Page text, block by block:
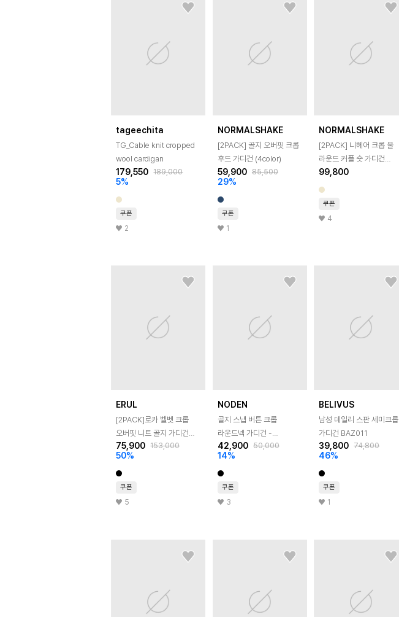
tageechita
TG_Cable knit cropped
wool cardigan
179,550 189,000
5%
쿠폰
2
NORMALSHAKE
[2PACK] 골지 오버핏 크롭
후드 가디건 (4color)
59,900 85,500
29%
쿠폰
1
NORMALSHAKE
[2PACK] 니헤어 크롭 울
라운드 커플 숏 가디건
(6color)
99,800
쿠폰
4
ERUL
[2PACK]로카 벨벳 크롭
오버핏 니트 골지 가디건
2colors
75,900 153,000
50%
쿠폰
5
NODEN
골지 스냅 버튼 크롭
라운드넥 가디건 -
5COLOR
42,900 50,000
14%
쿠폰
3
BELIVUS
남성 데일리 스판 세미크롭
가디건 BAZ011
39,800 74,800
46%
쿠폰
1